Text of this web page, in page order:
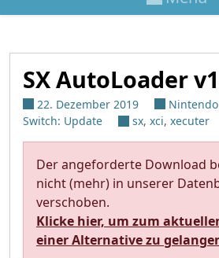
SX AutoLoader
22. Dezember 2019
Switch: Update
sx, xci, xecuter
Der angeforderte Download
nicht (mehr) in unserer
verschoben.
Klicke hier, um zum
einer Alternative zu